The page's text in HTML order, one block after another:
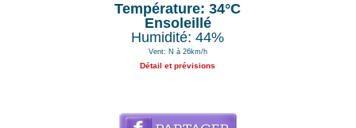
Température: 34°C
Ensoleillé
Humidité: 44%
Vent: N à 26km/h
Détail et prévisions